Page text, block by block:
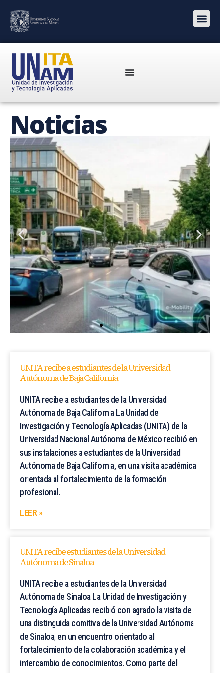
Noticias
UNITA recibe a estudiantes de la Universidad
Autónoma de Baja California
UNITA recibe a estudiantes de la Universidad
Autónoma de Baja California La Unidad de
Investigación y Tecnología Aplicadas (UNITA) de la
Universidad Nacional Autónoma de México recibió en
sus instalaciones a estudiantes de la Universidad
Autónoma de Baja California, en una visita académica
orientada al fortalecimiento de la formación
profesional.
LEER »
UNITA recibe estudiantes de la Universidad
Autónoma de Sinaloa
UNITA recibe a estudiantes de la Universidad
Autónoma de Sinaloa La Unidad de Investigación y
Tecnología Aplicadas recibió con agrado la visita de
una distinguida comitiva de la Universidad Autónoma
de Sinaloa, en un encuentro orientado al
fortalecimiento de la colaboración académica y el
intercambio de conocimientos. Como parte del